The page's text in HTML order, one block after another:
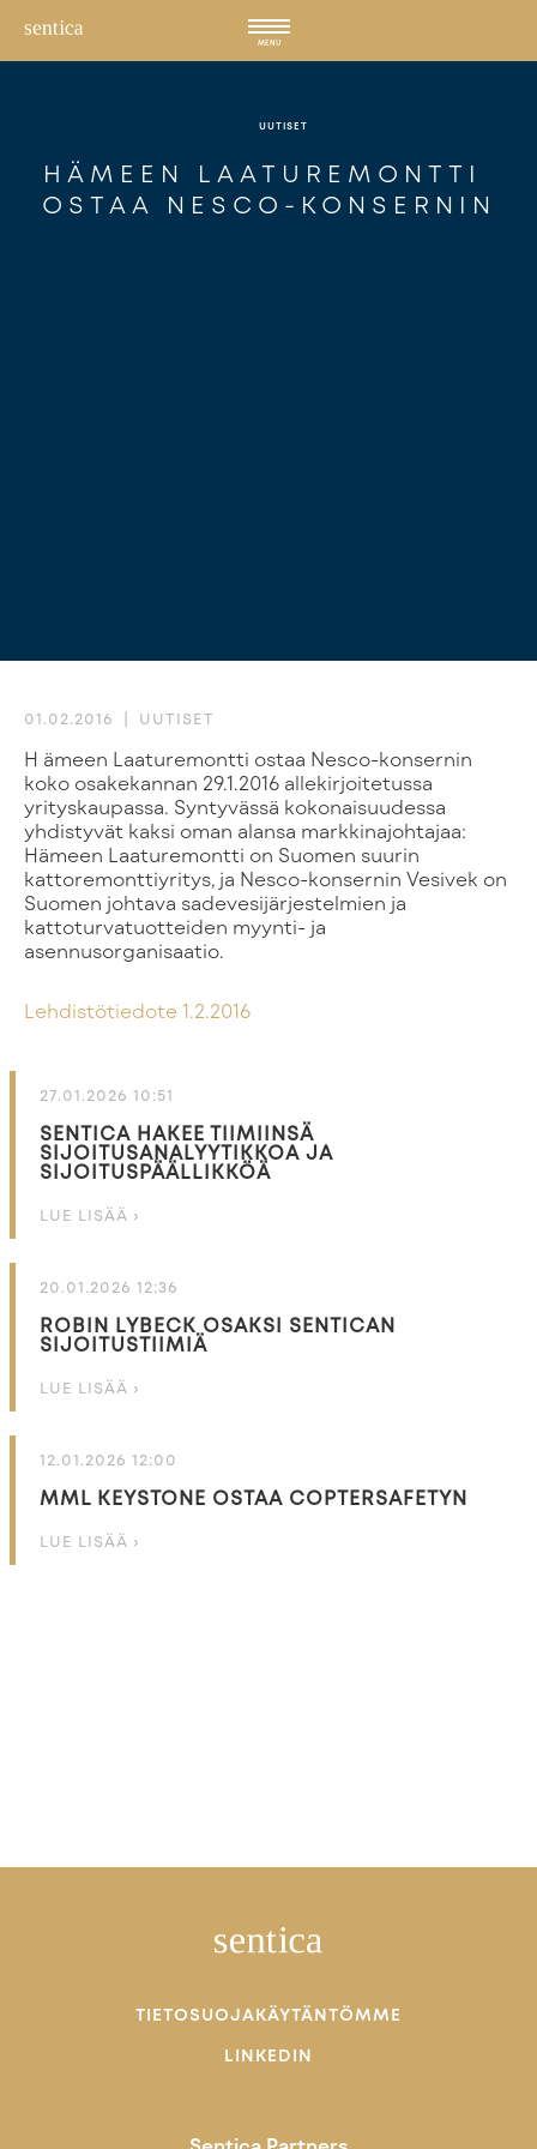
sisältöön
MENU
HÄMEEN LAATUREMONTTI
OSTAA NESCO-KONSERNIN
UUTISET
01.02.2016 UUTISET
Hämeen Laaturemontti ostaa Nesco-konsernin
koko osakekannan 29.1.2016 allekirjoitetussa
yrityskaupassa. Syntyvässä kokonaisuudessa
yhdistyvät kaksi oman alansa markkinajohtajaa:
Hämeen Laaturemontti on Suomen suurin
kattoremonttiyritys, ja Nesco-konsernin Vesivek on
Suomen johtava sadevesijärjestelmien ja
kattoturvatuotteiden myynti- ja
asennusorganisaatio.
Lehdistötiedote 1.2.2016
27.01.2026 10:51
SENTICA HAKEE TIIMIINSÄ
SIJOITUSANALYYTIKKOA JA
SIJOITUSPÄÄLLIKKÖÄ
LUE LISÄÄ ›
20.01.2026 12:36
ROBIN LYBECK OSAKSI SENTICAN
SIJOITUSTIIMIÄ
LUE LISÄÄ ›
12.01.2026 12:00
MML KEYSTONE OSTAA COPTERSAFETYN
LUE LISÄÄ ›
TIETOSUOJAKÄYTÄNTÖMME
LINKEDIN